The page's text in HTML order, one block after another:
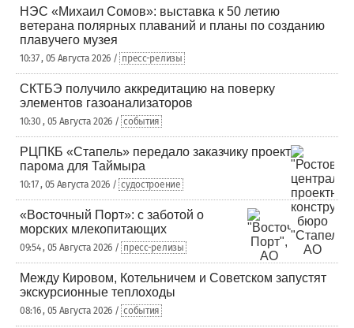
НЭС «Михаил Сомов»: выставка к 50 летию
ветерана полярных плаваний и планы по созданию
плавучего музея
10:37 , 05 Августа 2026 / пресс-релизы
СКТБЭ получило аккредитацию на поверку
элементов газоанализаторов
10:30 , 05 Августа 2026 / события
РЦПКБ «Стапель» передало заказчику проект
парома для Таймыра
10:17 , 05 Августа 2026 / судостроение
«Восточный Порт»: с заботой о
морских млекопитающих
09:54 , 05 Августа 2026 / пресс-релизы
Между Кировом, Котельничем и Советском запустят
экскурсионные теплоходы
08:16 , 05 Августа 2026 / события